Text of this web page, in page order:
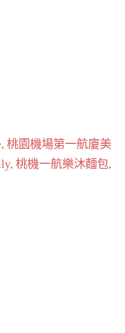
, 桃園機場第一航廈美
, 桃機一航樂沐麵包,